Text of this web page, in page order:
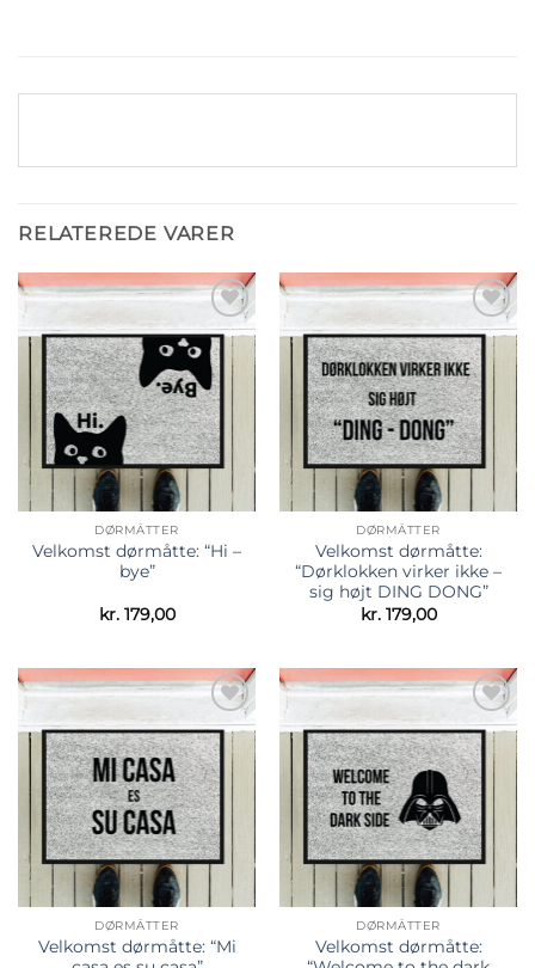
RELATEREDE VARER
Tilføj til
ønskeliste
DØRMÅTTER
Velkomst dørmåtte: “Hi –
bye”
kr.179,00
Tilføj til
ønskeliste
DØRMÅTTER
Velkomst dørmåtte:
“Dørklokken virker ikke –
sig højt DING DONG”
kr.179,00
Tilføj til
ønskeliste
DØRMÅTTER
Velkomst dørmåtte: “Mi
Tilføj til
ønskeliste
DØRMÅTTER
Velkomst dørmåtte: